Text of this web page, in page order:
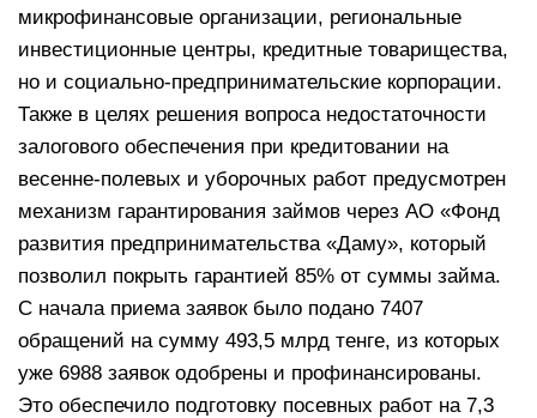
микрофинансовые организации, региональные
инвестиционные центры, кредитные товарищества,
но и социально-предпринимательские корпорации.
Также в целях решения вопроса недостаточности
залогового обеспечения при кредитовании на
весенне-полевых и уборочных работ предусмотрен
механизм гарантирования займов через АО «Фонд
развития предпринимательства «Даму», который
позволил покрыть гарантией 85% от суммы займа.
С начала приема заявок было подано 7407
обращений на сумму 493,5 млрд тенге, из которых
уже 6988 заявок одобрены и профинансированы.
Это обеспечило подготовку посевных работ на 7,3